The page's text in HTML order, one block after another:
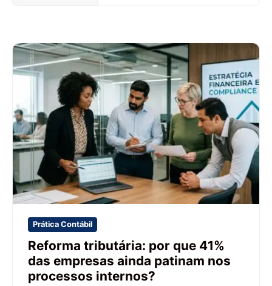
Prática Contábil
Reforma tributária: por que 41%
das empresas ainda patinam nos
processos internos?